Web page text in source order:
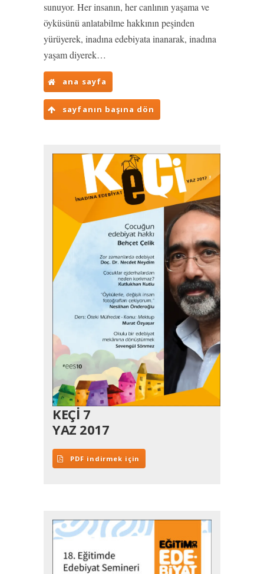
sunuyor. Her insanın, her canlının yaşama ve
öyküsünü anlatabilme hakkının peşinden
yürüyerek, inadına edebiyata inanarak, inadına
yaşam diyerek…
ana sayfa
sayfanın başına dön
KEÇİ 7
YAZ 2017
PDF indirmek için